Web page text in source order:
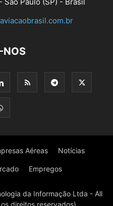
NOS
Aéreas Notícias
Empregos
da Informação Ltda - All
direitos reservados)